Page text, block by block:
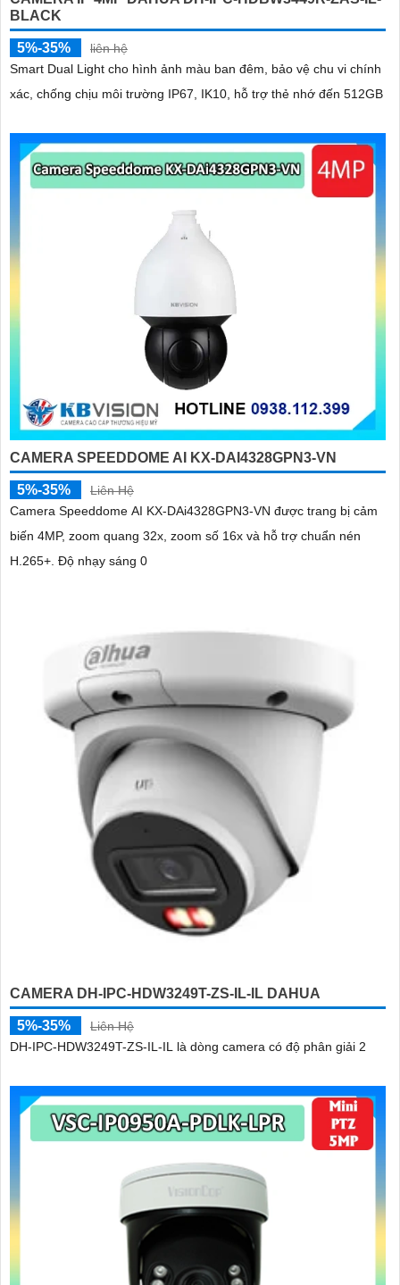
BLACK
5%-35%
liên hệ
Smart Dual Light cho hình ảnh màu ban đêm, bảo vệ chu vi chính
xác, chống chịu môi trường IP67, IK10, hỗ trợ thẻ nhớ đến 512GB
CAMERA SPEEDDOME AI KX-DAI4328GPN3-VN
5%-35%
Liên Hệ
Camera Speeddome AI KX-DAi4328GPN3-VN được trang bị cảm
biến 4MP, zoom quang 32x, zoom số 16x và hỗ trợ chuẩn nén
H.265+. Độ nhạy sáng 0
CAMERA DH-IPC-HDW3249T-ZS-IL-IL DAHUA
5%-35%
Liên Hệ
DH-IPC-HDW3249T-ZS-IL-IL là dòng camera có độ phân giải 2